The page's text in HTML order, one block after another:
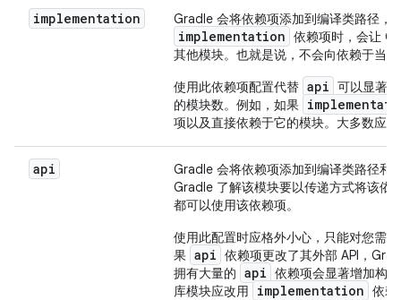
implementation Gradle 会将依赖项添加到编译类路径，
implementation 依赖项时，会让
其他模块。也就是说，不会向依赖于当
使用此依赖项配置代替 api 可以显著
的模块数。例如，如果
项以及直接依赖于它的模块。大多数应
api
Gradle 会将依赖项添加到编译类路径
Gradle 了解该模块要以传递方式将该依
都可以使用该依赖项。
使用此配置时应格外小心，只能对您需
果 api 依赖项更改了其外部 API，
拥有大量的 api 依赖项会显著增加构
库模块应改用
implementation 依赖